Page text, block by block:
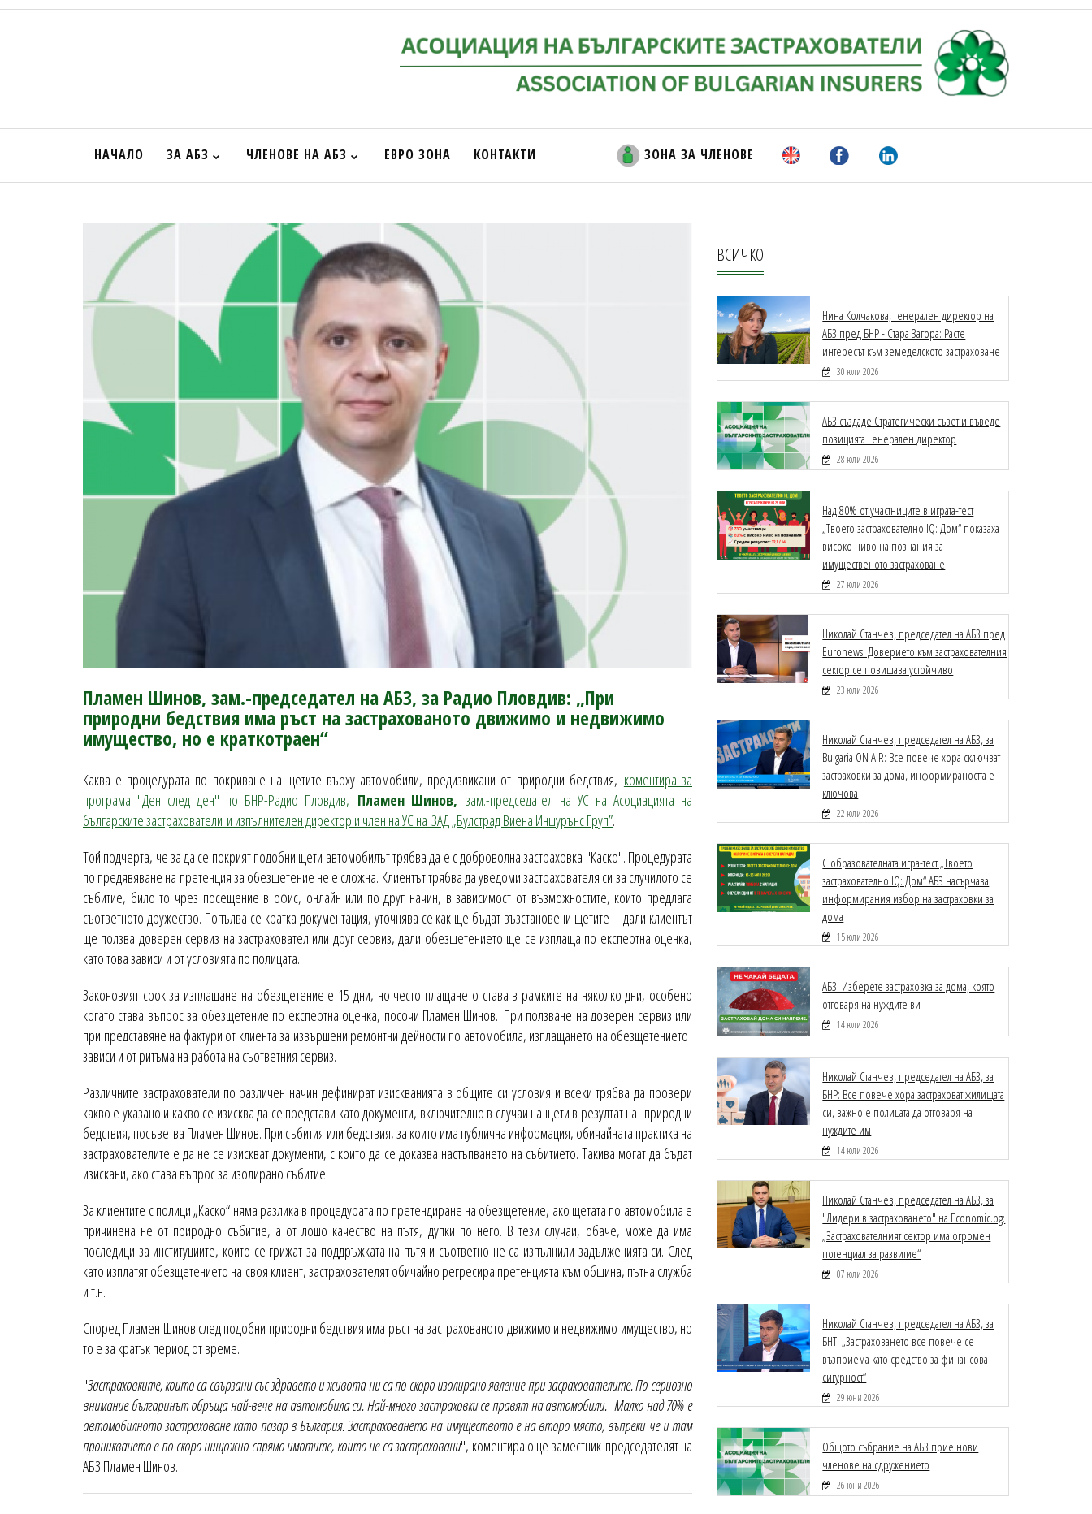
НАЧАЛО ЗА АБЗ ЧЛЕНОВЕ НА АБЗ ЕВРО ЗОНА КОНТАКТИ ЗОНА ЗА ЧЛЕНОВЕ
Пламен Шинов, зам.-председател на АБЗ, за Радио Пловдив: „При
природни бедствия има ръст на застрахованото движимо и недвижимо
имущество, но е краткотраен“
Каква е процедурата по покриване на щетите върху автомобили, предизвикани от природни бедствия, коментира за
програма "Ден след ден" по БНР-Радио Пловдив, Пламен Шинов, зам.-председател на УС на Асоциацията на
българските застрахователи и изпълнителен директор и член на УС на ЗАД „Булстрад Виена Иншурънс Груп”.
Той подчерта, че за да се покрият подобни щети автомобилът трябва да е с доброволна застраховка "Каско". Процедурата
по предявяване на претенция за обезщетение не е сложна. Клиентът трябва да уведоми застрахователя си за случилото се
събитие, било то чрез посещение в офис, онлайн или по друг начин, в зависимост от възможностите, които предлага
съответното дружество. Попълва се кратка документация, уточнява се как ще бъдат възстановени щетите – дали клиентът
ще ползва доверен сервиз на застраховател или друг сервиз, дали обезщетението ще се изплаща по експертна оценка,
като това зависи и от условията по полицата.
Законовият срок за изплащане на обезщетение е 15 дни, но често плащането става в рамките на няколко дни, особено
когато става въпрос за обезщетение по експертна оценка, посочи Пламен Шинов. При ползване на доверен сервиз или
при представяне на фактури от клиента за извършени ремонтни дейности по автомобила, изплащането на обезщетението
зависи и от ритъма на работа на съответния сервиз.
Различните застрахователи по различен начин дефинират изискванията в общите си условия и всеки трябва да провери
какво е указано и какво се изисква да се представи като документи, включително в случаи на щети в резултат на природни
бедствия, посъветва Пламен Шинов. При събития или бедствия, за които има публична информация, обичайната практика на
застрахователите е да не се изискват документи, с които да се доказва настъпването на събитието. Такива могат да бъдат
изискани, ако става въпрос за изолирано събитие.
За клиентите с полици „Каско“ няма разлика в процедурата по претендиране на обезщетение, ако щетата по автомобила е
причинена не от природно събитие, а от лошо качество на пътя, дупки по него. В тези случаи, обаче, може да има
последици за институциите, които се грижат за поддръжката на пътя и съответно не са изпълнили задълженията си. След
като изплатят обезщетението на своя клиент, застрахователят обичайно регресира претенцията към община, пътна служба
и т.н.
Според Пламен Шинов след подобни природни бедствия има ръст на застрахованото движимо и недвижимо имущество, но
то е за кратък период от време.
"Застраховките, които са свързани със здравето и живота ни са по-скоро изолирано явление при засрахователите. По-сериозно
внимание българинът обръща най-вече на автомобила си. Най-много застраховки се правят на автомобили. Малко над 70% е
автомобилното застраховане като пазар в България. Застраховането на имуществото е на второ място, въпреки че и там
проникването е по-скоро нищожно спрямо имотите, които не са застраховани", коментира още заместник-председателят на
АБЗ Пламен Шинов.
ВСИЧКО
Нина Колчакова, генерален директор на
АБЗ пред БНР - Стара Загора: Расте
интересът към земеделското застраховане
30 юли 2026
АБЗ създаде Стратегически съвет и въведе
позицията Генерален директор
28 юли 2026
Над 80% от участниците в играта-тест
„Твоето застрахователно IQ: Дом“ показаха
високо ниво на познания за
имущественото застраховане
27 юли 2026
Николай Станчев, председател на АБЗ пред
Euronews: Доверието към застрахователния
сектор се повишава устойчиво
23 юли 2026
Николай Станчев, председател на АБЗ, за
Bulgaria ON AIR: Все повече хора сключват
застраховки за дома, информираността е
ключова
22 юли 2026
С образователната игра-тест „Твоето
застрахователно IQ: Дом“ АБЗ насърчава
информирания избор на застраховки за
дома
15 юли 2026
АБЗ: Изберете застраховка за дома, която
отговаря на нуждите ви
14 юли 2026
Николай Станчев, председател на АБЗ, за
БНР: Все повече хора застраховат жилищата
си, важно е полицата да отговаря на
нуждите им
14 юли 2026
Николай Станчев, председател на АБЗ, за
"Лидери в застраховането" на Economic.bg:
„Застрахователният сектор има огромен
потенциал за развитие“
07 юли 2026
Николай Станчев, председател на АБЗ, за
БНТ: „Застраховането все повече се
възприема като средство за финансова
сигурност“
29 юни 2026
Общото събрание на АБЗ прие нови
членове на сдружението
26 юни 2026